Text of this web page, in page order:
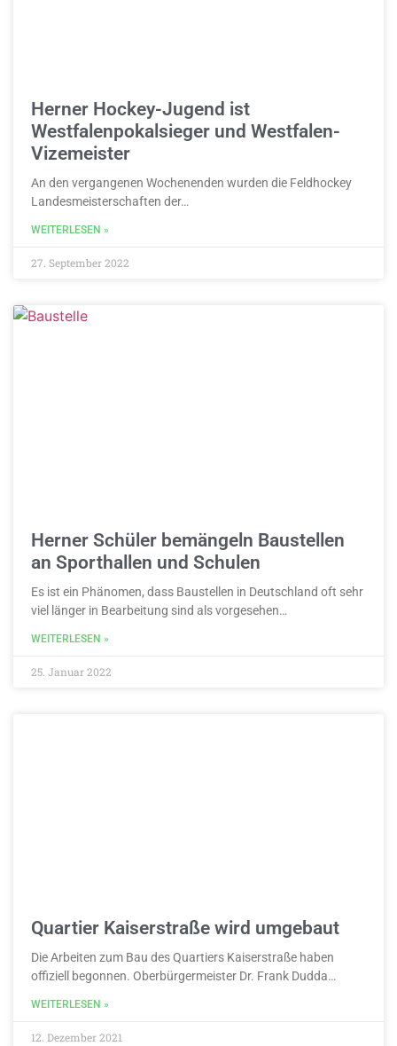
Herner Hockey-Jugend ist
Westfalenpokalsieger und Westfalen-
Vizemeister
An den vergangenen Wochenenden wurden die Feldhockey
Landesmeisterschaften der…
WEITERLESEN »
27. September 2022
Herner Schüler bemängeln Baustellen
an Sporthallen und Schulen
Es ist ein Phänomen, dass Baustellen in Deutschland oft sehr
viel länger in Bearbeitung sind als vorgesehen…
WEITERLESEN »
25. Januar 2022
Quartier Kaiserstraße wird umgebaut
Die Arbeiten zum Bau des Quartiers Kaiserstraße haben
offiziell begonnen. Oberbürgermeister Dr. Frank Dudda…
WEITERLESEN »
12. Dezember 2021